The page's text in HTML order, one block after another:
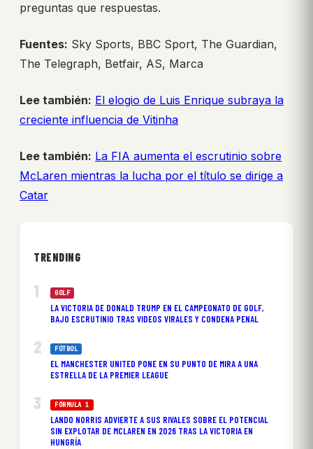
preguntas que respuestas.
Fuentes: Sky Sports, BBC Sport, The Guardian,
The Telegraph, Betfair, AS, Marca
Lee también: El elogio de Luis Enrique subraya la
creciente influencia de Vitinha
Lee también: La FIA aumenta el escrutinio sobre
McLaren mientras la lucha por el título se dirige a
Catar
TRENDING
GOLF
LA VICTORIA DE DONALD TRUMP EN EL CAMPEONATO DE GOLF,
BAJO ESCRUTINIO TRAS VIDEOS VIRALES Y CONDENA PENAL
FÚTBOL
EL MANCHESTER UNITED PONE EN SU PUNTO DE MIRA A UNA
ESTRELLA DE LA PREMIER LEAGUE
FÓRMULA 1
LANDO NORRIS ADVIERTE A SUS RIVALES SOBRE EL POTENCIAL
SIN EXPLOTAR DE MCLAREN EN 2026 TRAS LA VICTORIA EN
HUNGRÍA